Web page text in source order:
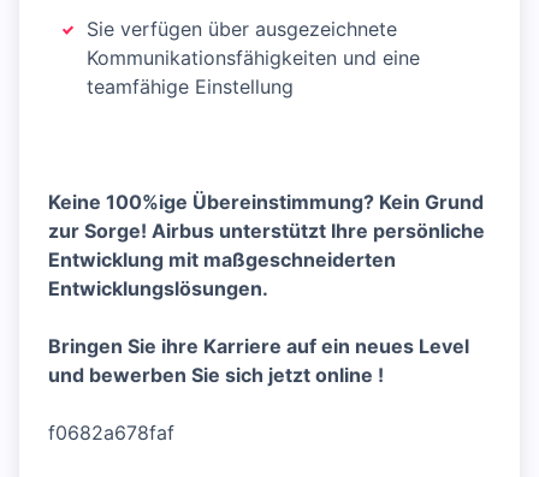
Sie verfügen über ausgezeichnete
Kommunikationsfähigkeiten und eine
teamfähige Einstellung
Keine 100%ige Übereinstimmung? Kein Grund
zur Sorge! Airbus unterstützt Ihre persönliche
Entwicklung mit maßgeschneiderten
Entwicklungslösungen.
Bringen Sie ihre Karriere auf ein neues Level
und bewerben Sie sich jetzt online !
f0682a678faf